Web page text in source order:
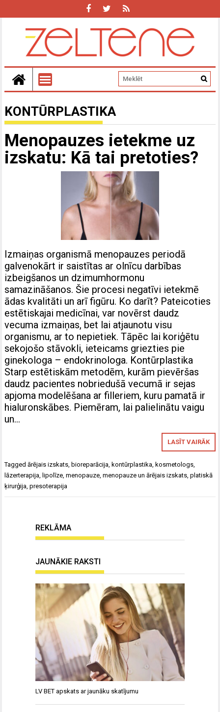
KONTŪRPLASTIKA
Menopauzes ietekme uz
izskatu: Kā tai pretoties?
Izmaiņas organismā menopauzes periodā
galvenokārt ir saistītas ar olnīcu darbības
izbeigšanos un dzimumhormonu
samazināšanos. Šie procesi negatīvi ietekmē
ādas kvalitāti un arī figūru. Ko darīt? Pateicoties
estētiskajai medicīnai, var novērst daudz
vecuma izmaiņas, bet lai atjaunotu visu
organismu, ar to nepietiek. Tāpēc lai koriģētu
sekojošo stāvokli, ieteicams griezties pie
ginekologa – endokrinologa. Kontūrplastika
Starp estētiskām metodēm, kurām pievēršas
daudz pacientes nobriedušā vecumā ir sejas
apjoma modelēšana ar filleriem, kuru pamatā ir
hialuronskābes. Piemēram, lai palielinātu vaigu
un…
LASĪT VAIRĀK
Taggedārējais izskats ,bioreparācija ,kontūrplastika ,kosmetologs
lāzerterapija ,lipolīze ,menopauze ,menopauze un ārējais izskats ,platiskā
ķirurģija ,presoterapija
REKLĀMA
JAUNĀKIE RAKSTI
LV BET apskats ar jaunāku skatījumu